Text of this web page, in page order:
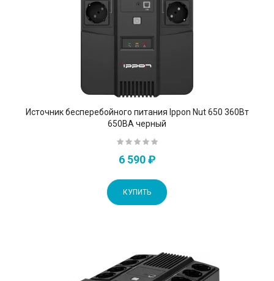
Источник бесперебойного питания Ippon Nut 650 360Вт
650ВА черный
6 590 ₽
КУПИТЬ